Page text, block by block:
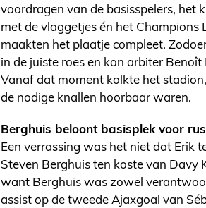
voordragen van de basisspelers, het
met de vlaggetjes én het Champions
maakten het plaatje compleet.
in de juiste roes en kon arbiter
Vanaf dat moment kolkte het
de nodige knallen hoorbaar waren.
Berghuis beloont basisplek voor
Een verrassing was het niet dat Erik
Steven Berghuis ten koste van Davy
want Berghuis was zowel
assist op de tweede Ajaxgoal van